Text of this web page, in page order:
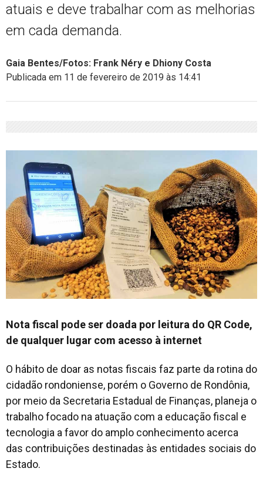
atuais e deve trabalhar com as melhorias
em cada demanda.
Gaia Bentes/Fotos: Frank Néry e Dhiony Costa
Publicada em 11 de fevereiro de 2019 às 14:41
Nota fiscal pode ser doada por leitura do QR Code,
de qualquer lugar com acesso à internet
O hábito de doar as notas fiscais faz parte da rotina do
cidadão rondoniense, porém o Governo de Rondônia,
por meio da Secretaria Estadual de Finanças, planeja o
trabalho focado na atuação com a educação fiscal e
tecnologia a favor do amplo conhecimento acerca
das contribuições destinadas às entidades sociais do
Estado.